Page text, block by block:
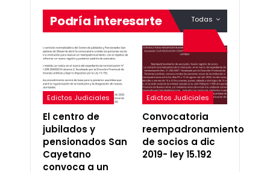
Todas
Podría interesarte
Edictos Judiciales
El centro de
jubilados y
pensionados San
Cayetano
convoca a un
Edictos Judiciales
Convocatoria
reempadronamiento
de socios a dic
2019- ley 15.192